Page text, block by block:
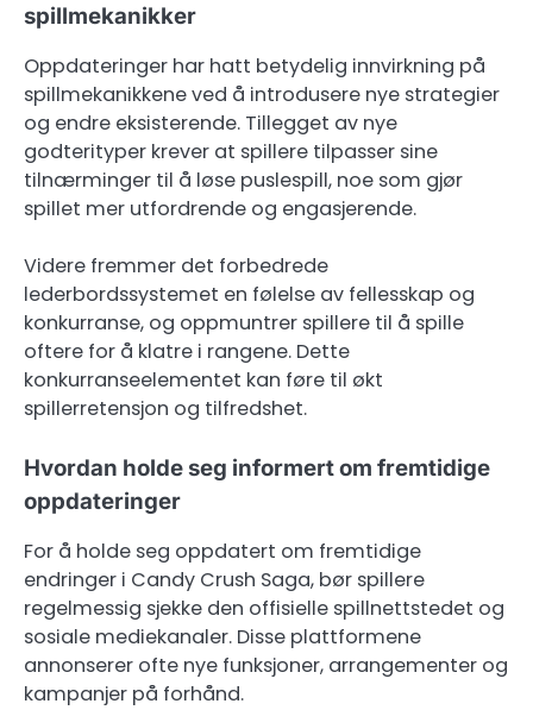
spillmekanikker
Oppdateringer har hatt betydelig innvirkning på
spillmekanikkene ved å introdusere nye strategier
og endre eksisterende. Tillegget av nye
godterityper krever at spillere tilpasser sine
tilnærminger til å løse puslespill, noe som gjør
spillet mer utfordrende og engasjerende.
Videre fremmer det forbedrede
lederbordssystemet en følelse av fellesskap og
konkurranse, og oppmuntrer spillere til å spille
oftere for å klatre i rangene. Dette
konkurranseelementet kan føre til økt
spillerretensjon og tilfredshet.
Hvordan holde seg informert om fremtidige
oppdateringer
For å holde seg oppdatert om fremtidige
endringer i Candy Crush Saga, bør spillere
regelmessig sjekke den offisielle spillnettstedet og
sosiale mediekanaler. Disse plattformene
annonserer ofte nye funksjoner, arrangementer og
kampanjer på forhånd.